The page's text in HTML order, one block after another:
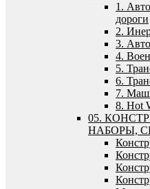
1.
дороги
2.
3.
4.
5.
6.
7.
8. Hot
05.
НАБОРЫ,